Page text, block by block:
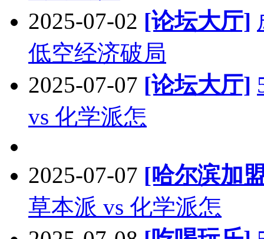
2025-07-02 [论坛大厅]
低空经济破局
2025-07-07 [论坛大厅]
vs 化学派怎
2025-07-07 [哈尔滨加
草本派 vs 化学派怎